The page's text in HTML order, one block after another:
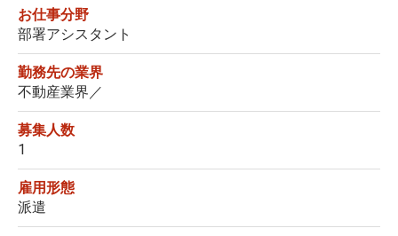
お仕事分野
部署アシスタント
勤務先の業界
不動産業界／
募集人数
1
雇用形態
派遣